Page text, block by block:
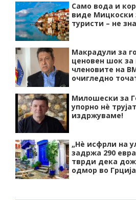
Само вода и
виде Мицкоски
туристи – не
Макрадули за
ценовен шок за
членовите на
очигледно
Милошески за
упорно нѐ
издржуваме!
„Нѐ исфрли на
задржа 290
тврди дека
одмор во Грција